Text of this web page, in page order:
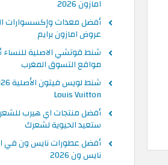
امازون 2026
أفضل معدات وإكسسوارات
عروض امازون برايم
شنط قوتشي الاصلية للنساء
مواقع التسوق المغرب
Louis Vuitton
ستعيد الحيوية لشعرك
أفضل عطورات نايس ون في
نايس ون 2026